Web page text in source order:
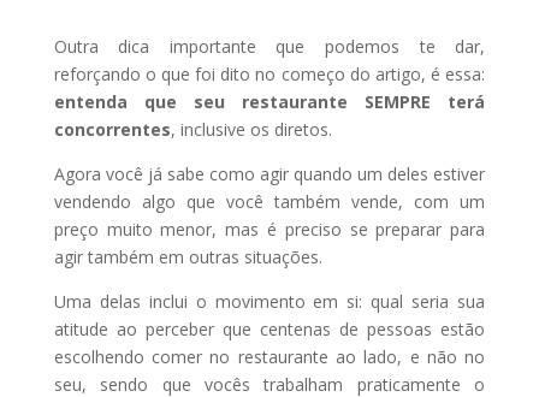
Outra dica importante que podemos te dar,
reforçando o que foi dito no começo do artigo, é essa:
entenda que seu restaurante SEMPRE terá
concorrentes, inclusive os diretos.
Agora você já sabe como agir quando um deles estiver
vendendo algo que você também vende, com um
preço muito menor, mas é preciso se preparar para
agir também em outras situações.
Uma delas inclui o movimento em si: qual seria sua
atitude ao perceber que centenas de pessoas estão
escolhendo comer no restaurante ao lado, e não no
seu, sendo que vocês trabalham praticamente o